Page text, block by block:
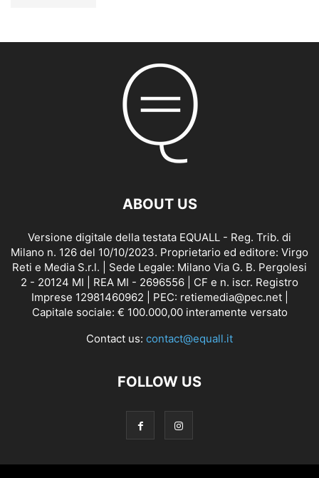
ABOUT US
Versione digitale della testata EQUALL - Reg. Trib. di
Milano n. 126 del 10/10/2023. Proprietario ed editore: Virgo
Reti e Media S.r.l. | Sede Legale: Milano Via G. B. Pergolesi
2 - 20124 MI | REA MI - 2696556 | CF e n. iscr. Registro
Imprese 12981460962 | PEC: retiemedia@pec.net |
Capitale sociale: € 100.000,00 interamente versato
Contact us: contact@equall.it
FOLLOW US